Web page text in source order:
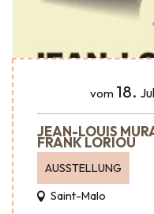
vom 18.
JEAN-LOUIS
FRANK LORIOU
AUSSTELLUNG
Saint-Malo